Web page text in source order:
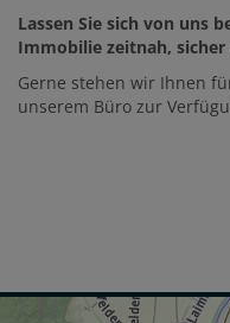
Lassen Sie sich von uns
Immobilie zeitnah,
Gerne stehen wir Ihnen
unserem Büro zur